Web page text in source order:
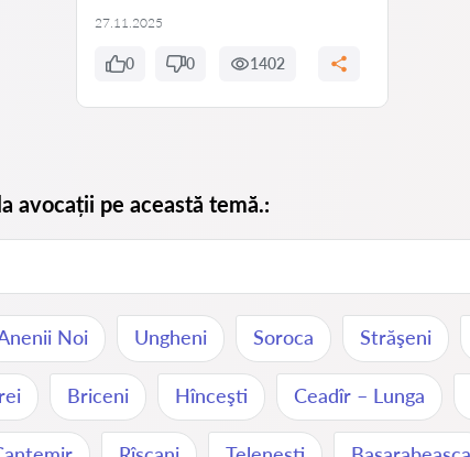
27.11.2025
0 0 1402
avocații pe această temă.:
Noi Ungheni Soroca Străşeni
Briceni Hînceşti Ceadîr – Lunga